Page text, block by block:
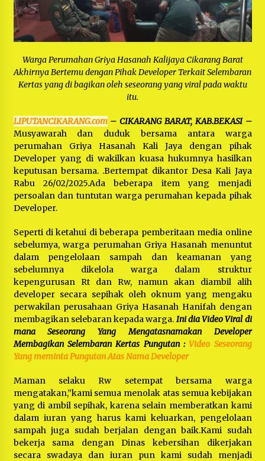
Support Camat Kedungwaringin Memberikan
Logistik Ke Posko Jurpala Kosmi
1 tahun ago
Indonesia dan KOSMI Indonesia Atas Respon
Cepat Polres Metro Bekasi dan Polsek Cikarang
Timur yang Tangkap Oknum Ormas Terkait
Pengusiran Pendirian Posko
1 tahun ago
1 tahun ago
Jelang Ramadhan, Kecamatan Cikarang Pusat
Gelar STQ ke-VII
1 tahun ago
Warga Perumahan Griya Hasanah Kalijaya Cikarang Barat
Akhirnya Bertemu dengan Pihak Developer Terkait Selembaran
Kertas yang di bagikan oleh seseorang yang viral pada waktu
itu.
LIPUTANCIKARANG.com– CIKARANG BARAT, KAB.BEKASI –
Musyawarah dan duduk bersama antara warga
perumahan Griya Hasanah Kali Jaya dengan pihak
Developer yang di wakilkan kuasa hukumnya hasilkan
keputusan bersama. .Bertempat dikantor Desa Kali Jaya
Rabu 26/02/2025.Ada beberapa item yang menjadi
persoalan dan tuntutan warga perumahan kepada pihak
Developer.
Seperti di ketahui di beberapa pemberitaan media online
sebelumya, warga perumahan Griya Hasanah menuntut
dalam pengelolaan sampah dan keamanan yang
sebelumnya dikelola warga dalam struktur
kepengurusan Rt dan Rw, namun akan diambil alih
developer secara sepihak oleh oknum yang mengaku
perwakilan perusahaan Griya Hasanah Hanifah dengan
membagikan selebaran kepada warga. Ini dia Video Viral di
mana Seseorang Yang Mengatasnamakan Developer
Membagikan Selembaran Kertas Pungutan :Video Seseorang
Yang meminta Pungutan Atas Nama Developer
Maman selaku Rw setempat bersama warga
mengatakan,”kami semua menolak atas semua kebijakan
yang di ambil sepihak, karena selain memberatkan kami
dalam iuran yang harus kami keluarkan, pengelolaan
sampah juga sudah berjalan dengan baik.Kami sudah
bekerja sama dengan Dinas kebersihan dikerjakan
secara swadaya dan iuran pun kami sudah menjadi